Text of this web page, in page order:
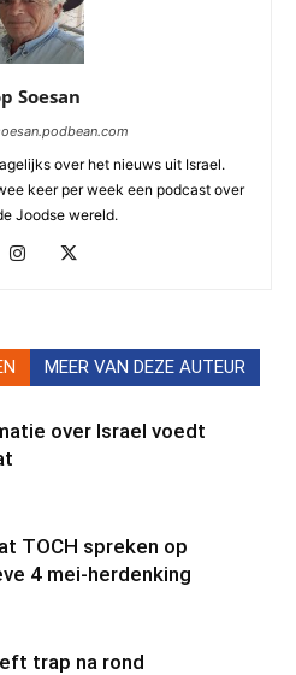
Soesan
over het nieuws uit Israel.
keer per week een podcast over
Joodse wereld.
MEER VAN DEZE AUTEUR
over Israel voedt
TOCH spreken op
4 mei-herdenking
trap na rond